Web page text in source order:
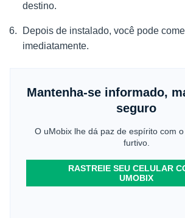
destino.
Depois de instalado, você pode
imediatamente.
Mantenha-se informado,
seguro
O uMobix lhe dá paz de espírito com
furtivo.
RASTREIE SEU CELULAR
UMOBIX